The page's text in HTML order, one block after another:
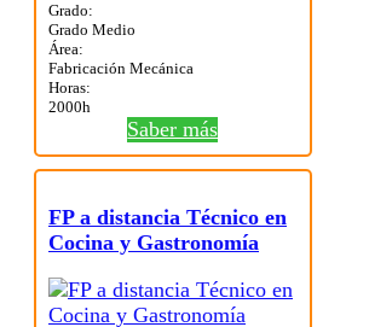
Grado:
Grado Medio
Área:
Fabricación Mecánica
Horas:
2000h
Saber más
FP a distancia Técnico en
Cocina y Gastronomía